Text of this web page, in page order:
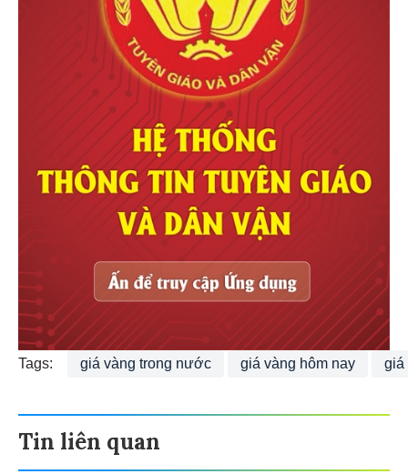
Tags: giá vàng trong nước giá vàng hôm nay giá
Tin liên quan